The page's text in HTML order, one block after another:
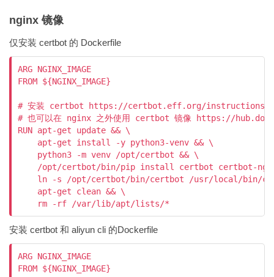
nginx 镜像
仅安装 certbot 的 Dockerfile
ARG NGINX_IMAGE
FROM ${NGINX_IMAGE}
# 安装 certbot https://certbot.eff.org/
# 也可以在 nginx 之外使用 certbot 镜像 https://
RUN apt-get update && \
    apt-get install -y python3-venv && \
    python3 -m venv /opt/certbot && \
/opt/certbot/bin/pip install certbot certbot-
ln -s /opt/certbot/bin/certbot /usr/local/bin/
    apt-get clean && \
    rm -rf /var/lib/apt/lists/*
安装 certbot 和 aliyun cli 的Dockerfile
ARG NGINX_IMAGE
FROM ${NGINX_IMAGE}